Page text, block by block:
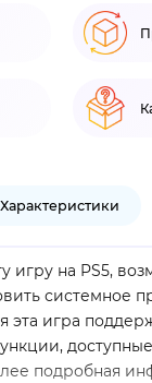
Характеристики
игру на PS5,
системное
эта игра
подробная